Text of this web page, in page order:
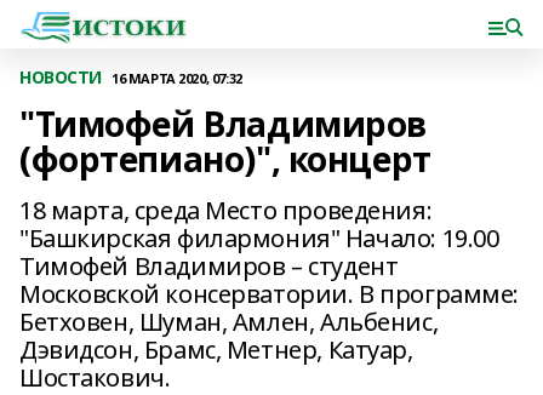
НОВОСТИ 16 МАРТА 2020, 07:32
"Тимофей Владимиров
(фортепиано)", концерт
18 марта, среда Место проведения:
"Башкирская филармония" Начало: 19.00
Тимофей Владимиров – студент
Московской консерватории. В программе:
Бетховен, Шуман, Амлен, Альбенис,
Дэвидсон, Брамс, Метнер, Катуар,
Шостакович.